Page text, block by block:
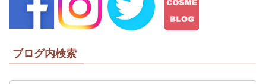
ブログ内検索